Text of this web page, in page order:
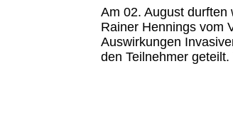
Am 02. August
Rainer Hennings vom
Auswirkungen
den Teilnehmer